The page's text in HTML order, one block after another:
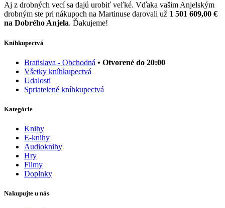
Aj z drobných vecí sa dajú urobiť veľké. Vďaka vašim Anjelským
drobným ste pri nákupoch na Martinuse darovali už 1 501 609,00 €
na Dobrého Anjela. Ďakujeme!
Kníhkupectvá
Bratislava - Obchodná • Otvorené do 20:00
Všetky kníhkupectvá
Udalosti
Spriatelené kníhkupectvá
Kategórie
Knihy
E-knihy
Audioknihy
Hry
Filmy
Doplnky
Nakupujte u nás